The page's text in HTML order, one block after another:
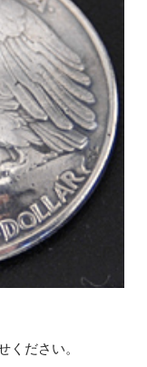
ださい。